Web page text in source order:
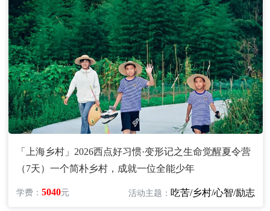
「上海乡村」2026西点好习惯·变形记之生命觉醒夏令营
（7天）一个简朴乡村，成就一位全能少年
学费：5040元 活动主题： 吃苦/乡村/心智/励志